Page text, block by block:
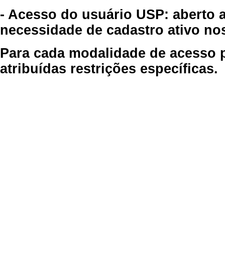
- Acesso do usuário USP: aberto
necessidade de cadastro ativo
Para cada modalidade de
atribuídas restrições específicas.